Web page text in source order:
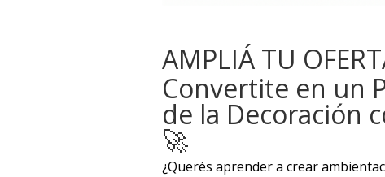
AMPLIÁ TU
Convertite en un
de la Decoración
🚀
¿Querés aprender a crear